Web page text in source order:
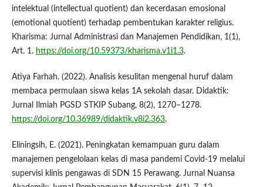
intelektual (intellectual quotient) dan kecerdasan emosional
(emotional quotient) terhadap pembentukan karakter religius.
Kharisma: Jurnal Administrasi dan Manajemen Pendidikan, 1(1),
Art. 1. https://doi.org/10.59373/kharisma.v1i1.3.
Atiya Farhah. (2022). Analisis kesulitan mengenal huruf dalam
membaca permulaan siswa kelas 1A sekolah dasar. Didaktik:
Jurnal Ilmiah PGSD STKIP Subang, 8(2), 1270–1278.
https://doi.org/10.36989/didaktik.v8i2.363.
Eliningsih, E. (2021). Peningkatan kemampuan guru dalam
manajemen pengelolaan kelas di masa pandemi Covid-19 melalui
supervisi klinis pengawas di SDN 15 Perawang. Jurnal Nuansa